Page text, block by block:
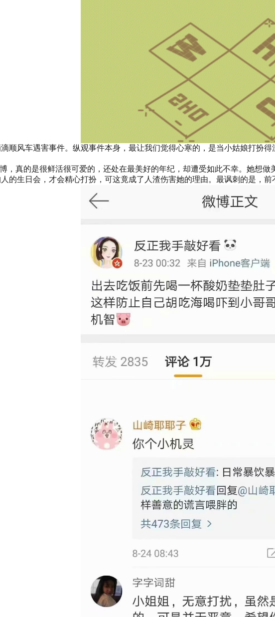
顺风车遇害事件。纵观事件本身，最让我们觉得心寒的，是当小姑娘打扮
博，真的是很鲜活很可爱的，还处在最美好的年纪，却遭受如此不幸。她想
的生日会，才会精心打扮，可这竟成了人渣伤害她的理由。最讽刺的是，前